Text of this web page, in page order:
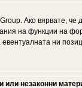
Ако вярвате,
на функции на
ни
или незаконни